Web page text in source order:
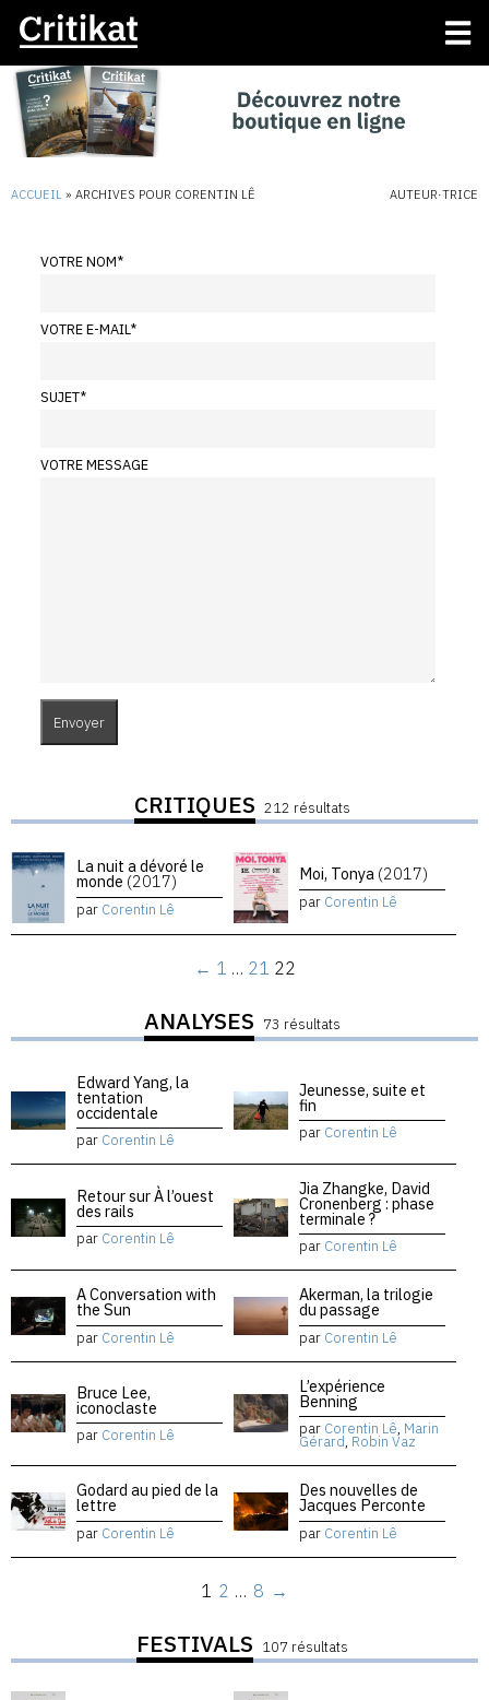
ACCUEIL » ARCHIVES POUR CORENTIN LÊ AUTEUR·TRICE
VOTRE NOM*
VOTRE E-MAIL*
SUJET*
VOTRE MESSAGE
CRITIQUES 212 résultats
La nuit a dévoré le
monde (2017)
par Corentin Lê
Moi, Tonya (2017)
par Corentin Lê
← 1 … 21 22
ANALYSES 73 résultats
Edward Yang, la
tentation
occidentale
par Corentin Lê
Jeunesse, suite et
fin
par Corentin Lê
Retour sur À l’ouest
des rails
par Corentin Lê
Jia Zhangke, David
Cronenberg : phase
terminale ?
par Corentin Lê
A Conversation with
the Sun
par Corentin Lê
Akerman, la trilogie
du passage
par Corentin Lê
Bruce Lee,
iconoclaste
par Corentin Lê
L’expérience
Benning
par Corentin Lê, Marin
Gérard, Robin Vaz
Godard au pied de la
lettre
par Corentin Lê
Des nouvelles de
Jacques Perconte
par Corentin Lê
1 2 … 8 →
FESTIVALS 107 résultats